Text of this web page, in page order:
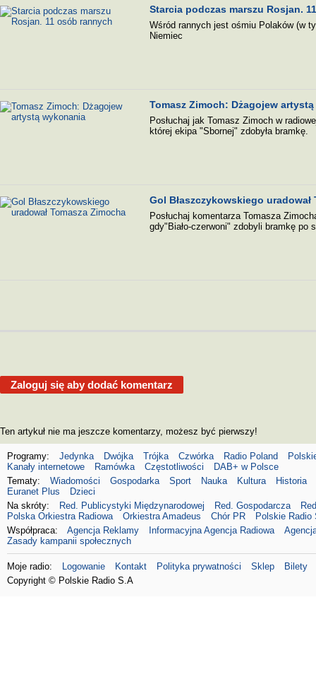
Starcia podczas marszu Rosjan.
Wśród rannych jest ośmiu Polaków (w
Niemiec
Tomasz Zimoch: Dżagojew
Posłuchaj jak Tomasz Zimoch w
której ekipa "Sbornej" zdobyła bramkę.
Gol Błaszczykowskiego uradował
Posłuchaj komentarza Tomasza
gdy"Biało-czerwoni" zdobyli bramkę po
Zaloguj się aby dodać komentarz
Ten artykuł nie ma jeszcze komentarzy, możesz być pierwszy!
Programy: Jedynka Dwójka Trójka Czwórka Radio Poland
Kanały internetowe
Ramówka Częstotliwości
DAB+ w Polsce
Tematy:
Wiadomości Gospodarka Sport Nauka Kultura
Historia
Euranet Plus
Dzieci
Na skróty:
Red. Publicystyki Międzynarodowej Red. Gospodarcza
Polska Orkiestra Radiowa
Orkiestra Amadeus Chór PR
Polskie Radio
Współpraca:
Agencja Reklamy Informacyjna Agencja Radiowa
Zasady kampanii społecznych
Moje radio: Logowanie Kontakt Polityka prywatności Sklep
Bilety
Copyright © Polskie Radio S.A